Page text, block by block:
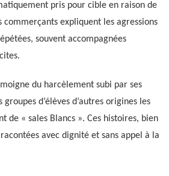
pris pour cible en raison de
commerçants expliquent les agressions
souvent accompagnées
du harcèlement subi par ses
groupes d’élèves d’autres origines les
de « sales Blancs ». Ces histoires, bien
avec dignité et sans appel à la